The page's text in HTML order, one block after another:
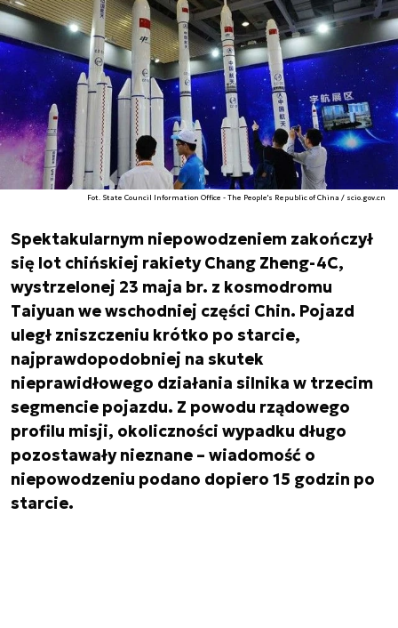
Fot. State Council Information Office - The People's Republic of China / scio.gov.cn
Spektakularnym niepowodzeniem zakończył
się lot chińskiej rakiety Chang Zheng-4C,
wystrzelonej 23 maja br. z kosmodromu
Taiyuan we wschodniej części Chin. Pojazd
uległ zniszczeniu krótko po starcie,
najprawdopodobniej na skutek
nieprawidłowego działania silnika w trzecim
segmencie pojazdu. Z powodu rządowego
profilu misji, okoliczności wypadku długo
pozostawały nieznane – wiadomość o
niepowodzeniu podano dopiero 15 godzin po
starcie.